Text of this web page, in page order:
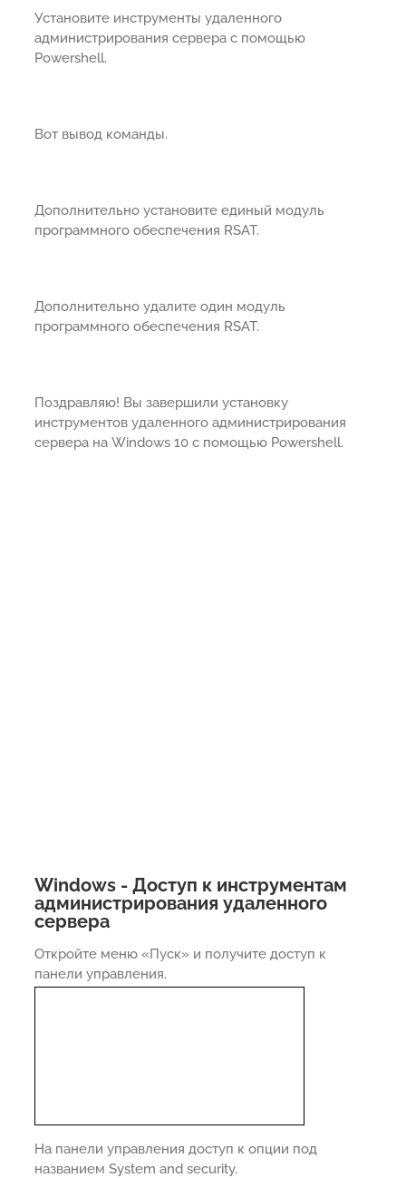
Установите инструменты удаленного
администрирования сервера с помощью
Powershell.
Вот вывод команды.
Дополнительно установите единый модуль
программного обеспечения RSAT.
Дополнительно удалите один модуль
программного обеспечения RSAT.
Поздравляю! Вы завершили установку
инструментов удаленного администрирования
сервера на Windows 10 с помощью Powershell.
Windows - Доступ к инструментам
администрирования удаленного
сервера
Откройте меню «Пуск» и получите доступ к
панели управления.
На панели управления доступ к опции под
названием System and security.